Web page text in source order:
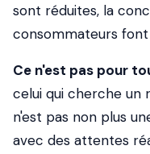
sont réduites, la
consommateurs
Ce n'est pas pour
celui qui cherche un
n'est pas non plus
avec des attentes